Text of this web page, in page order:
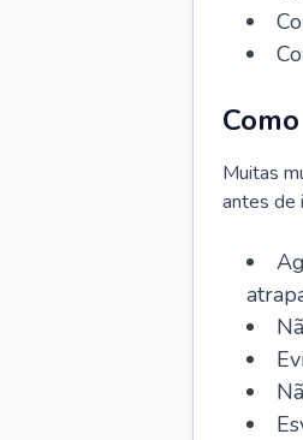
Muitas
antes de